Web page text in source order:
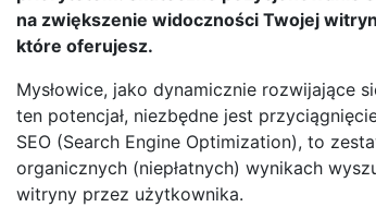
na zwiększenie widoczności Twojej
które oferujesz.
Mysłowice, jako dynamicznie rozwijające
ten potencjał, niezbędne jest
SEO (Search Engine Optimization), to
organicznych (niepłatnych) wynikach
witryny przez użytkownika.